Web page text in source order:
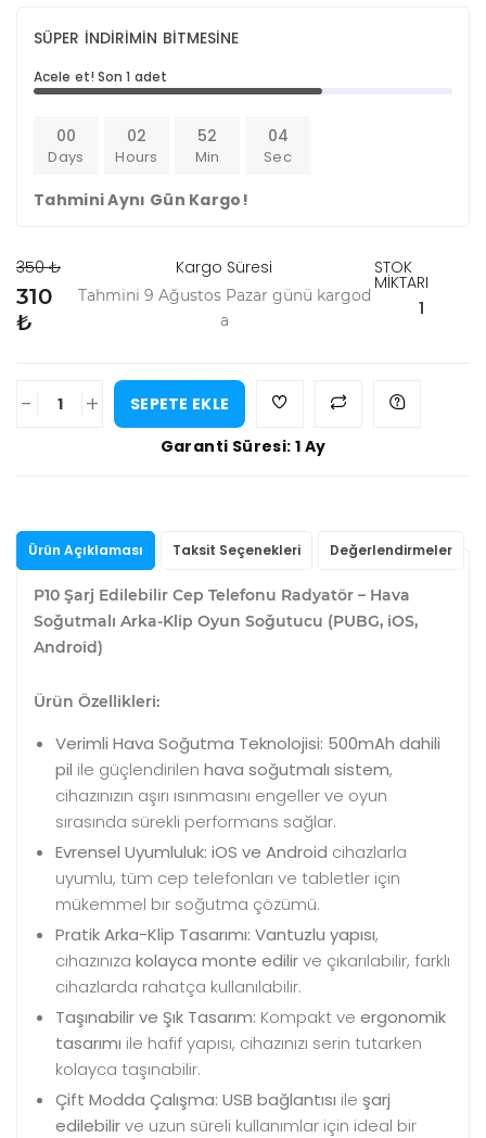
SÜPER İNDİRİMİN BİTMESİNE
Acele et! Son 1 adet
00
Days
02
Hours
52
Min
04
Sec
Tahmini Aynı Gün Kargo!
350 ₺
310
₺
Kargo Süresi
Tahmini 9 Ağustos Pazar günü kargod
a
STOK
MİKTARI
1
- +
SEPETE EKLE
Garanti Süresi: 1 Ay
Ürün Açıklaması Taksit Seçenekleri Değerlendirmeler
P10 Şarj Edilebilir Cep Telefonu Radyatör – Hava
Soğutmalı Arka-Klip Oyun Soğutucu (PUBG, iOS,
Android)
Ürün Özellikleri:
Verimli Hava Soğutma Teknolojisi: 500mAh dahili
pil ile güçlendirilen hava soğutmalı sistem,
cihazınızın aşırı ısınmasını engeller ve oyun
sırasında sürekli performans sağlar.
Evrensel Uyumluluk: iOS ve Android cihazlarla
uyumlu, tüm cep telefonları ve tabletler için
mükemmel bir soğutma çözümü.
Pratik Arka-Klip Tasarımı: Vantuzlu yapısı,
cihazınıza kolayca monte edilirve çıkarılabilir, farklı
cihazlarda rahatça kullanılabilir.
Taşınabilir ve Şık Tasarım: Kompakt ve ergonomik
tasarımı ile hafif yapısı, cihazınızı serin tutarken
kolayca taşınabilir.
Çift Modda Çalışma: USB bağlantısı ile şarj
edilebilirve uzun süreli kullanımlar için ideal bir